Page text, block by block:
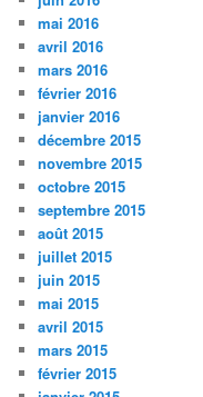
mai 2016
avril 2016
mars 2016
février 2016
janvier 2016
décembre 2015
novembre 2015
octobre 2015
septembre 2015
août 2015
juillet 2015
juin 2015
mai 2015
avril 2015
mars 2015
février 2015